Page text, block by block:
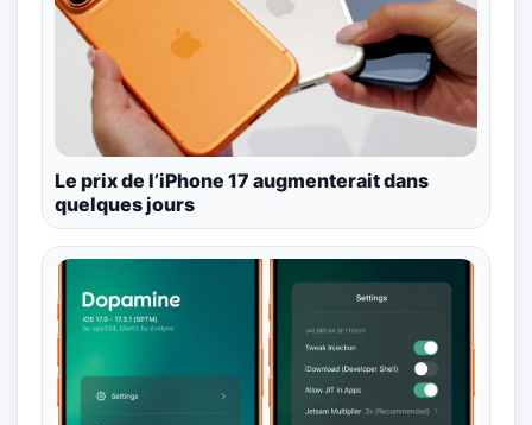
Le prix de l’iPhone 17 augmenterait dans
quelques jours